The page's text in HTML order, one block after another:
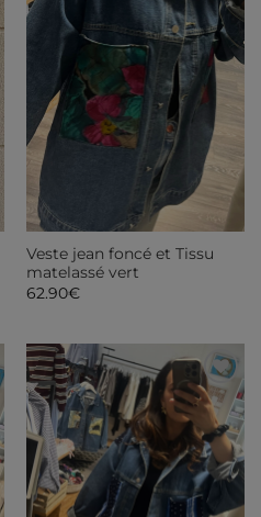
Veste jean foncé et Tissu
matelassé vert
62.90€
Ajouter
à ma
liste de
souhaits